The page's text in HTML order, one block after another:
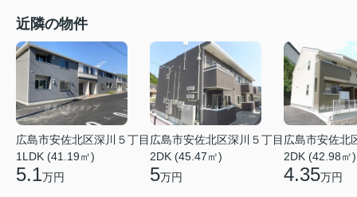
近隣の物件
広島市安佐北区深川５丁目
1LDK (41.19㎡)
5.1万円
広島市安佐北区深川５丁目
2DK (45.47㎡)
5万円
広島市安佐北
2DK (42.98㎡)
4.35万円